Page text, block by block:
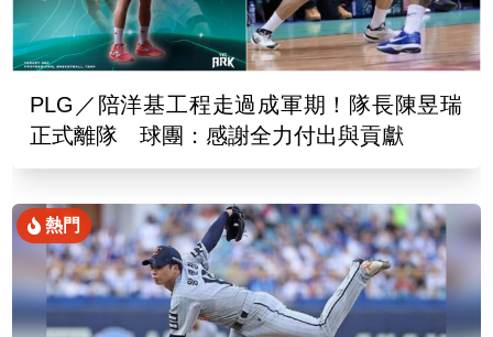
PLG／陪洋基工程走過成軍期！隊長陳昱瑞
正式離隊 球團：感謝全力付出與貢獻
熱門